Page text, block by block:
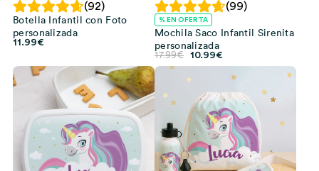
(92)
Botella Infantil con Foto
personalizada
11.99€
(99)
% EN OFERTA
Mochila Saco Infantil Sirenita
personalizada
17.99€
El
precio
era:
17.99€.
10.99€
precio
actual
10.99€.